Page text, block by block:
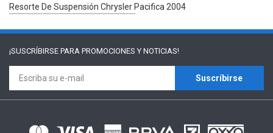
Resorte De Suspensión Chrysler Pacifica 2004
¡SUSCRÍBIRSE PARA PROMOCIONES Y NOTICIAS!
Suscríbirse